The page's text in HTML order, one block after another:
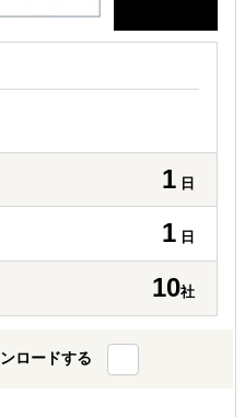
1 日
1 日
10社
ロードする